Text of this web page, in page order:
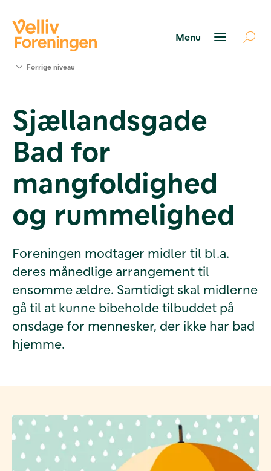
Værktøjer
og viden
Om Velliv
Foreningen
os
Forrige niveau
Sjællandsgade
Bad for
mangfoldighed
og rummelighed
Foreningen modtager midler til bl.a.
deres månedlige arrangement til
ensomme ældre. Samtidigt skal midlerne
gå til at kunne bibeholde tilbuddet på
onsdage for mennesker, der ikke har bad
hjemme.